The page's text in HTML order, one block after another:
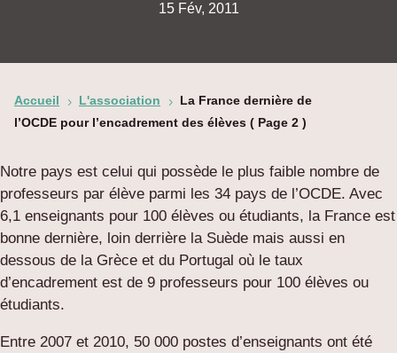
15 Fév, 2011
Accueil 5 L'association 5
La France dernière de
l’OCDE pour l’encadrement des élèves ( Page 2 )
Notre pays est celui qui possède le plus faible nombre de
professeurs par élève parmi les 34 pays de l’OCDE. Avec
6,1 enseignants pour 100 élèves ou étudiants, la France est
bonne dernière, loin derrière la Suède mais aussi en
dessous de la Grèce et du Portugal où le taux
d’encadrement est de 9 professeurs pour 100 élèves ou
étudiants.
Entre 2007 et 2010, 50 000 postes d’enseignants ont été